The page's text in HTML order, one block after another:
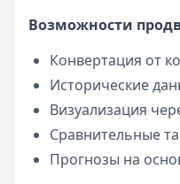
Сбербанк— СберКарта
Льготный период:120
Обслуживание:
Рейтинг:4.9(10 отзывов)
Альфа-Банк— Кредитная
Лимит: до1 000 000 ₽
Возможности
Конвертация от
Исторические
Визуализация
Сравнительные
Прогнозы на